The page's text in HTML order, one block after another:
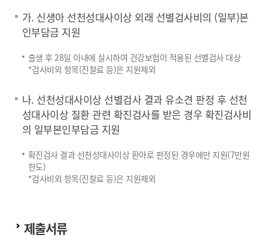
가. 신생아 선천성대사이상 외래 선별검사비의 (일부)본
인부담금 지원
출생 후 28일 이내에 실시하여 건강보험이 적용된 선별검사 대상
*검사비외 항목(진찰료 등)은 지원제외
나. 선천성대사이상 선별검사 결과 유소견 판정 후 선천
성대사이상 질환 관련 확진검사를 받은 경우 확진검사비
의 일부본인부담금 지원
확진검사 결과 선천성대사이상 환아로 판정된 경우에만 지원(7만원
한도)
*검사비외 항목(진찰료 등)은 지원제외
제출서류